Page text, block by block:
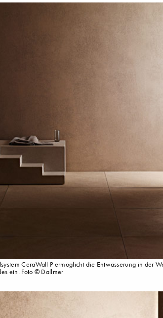
CeraWall P ermöglicht die Entwässerung in der
ein. Foto © Dallmer